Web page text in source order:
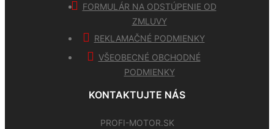
FORMULÁR NA ODSTÚPENIE OD
ZMLUVY
REKLAMAČNÉ PODMIENKY
VŠEOBECNÉ OBCHODNÉ
PODMIENKY
KONTAKTUJTE NÁS
PROFI-MOTOR.SK